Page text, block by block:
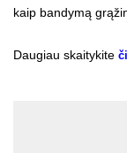
kaip bandymą
Daugiau skaitykite